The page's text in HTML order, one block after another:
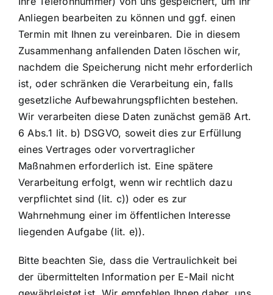
Anliegen bearbeiten zu können und ggf. einen
Termin mit Ihnen zu vereinbaren. Die in diesem
Zusammenhang anfallenden Daten löschen wir,
nachdem die Speicherung nicht mehr erforderlich
ist, oder schränken die Verarbeitung ein, falls
gesetzliche Aufbewahrungspflichten bestehen.
Wir verarbeiten diese Daten zunächst gemäß Art.
6 Abs.1 lit. b) DSGVO, soweit dies zur Erfüllung
eines Vertrages oder vorvertraglicher
Maßnahmen erforderlich ist. Eine spätere
Verarbeitung erfolgt, wenn wir rechtlich dazu
verpflichtet sind (lit. c)) oder es zur
Wahrnehmung einer im öffentlichen Interesse
liegenden Aufgabe (lit. e)).
Bitte beachten Sie, dass die Vertraulichkeit bei
der übermittelten Information per E-Mail nicht